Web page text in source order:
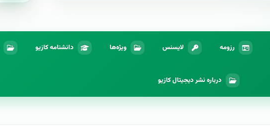
رزومه لایسنس ویژه‌ها دانشنامه کازیو
درباره نشر دیجیتال کازیو